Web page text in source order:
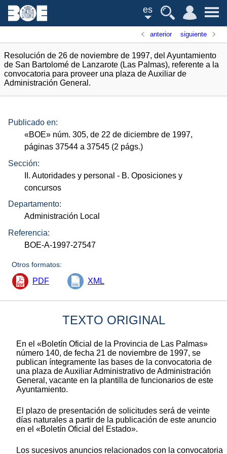
es
anterior siguiente
Resolución de 26 de noviembre de 1997, del Ayuntamiento
de San Bartolomé de Lanzarote (Las Palmas), referente a la
convocatoria para proveer una plaza de Auxiliar de
Administración General.
Publicado en:
«BOE» núm. 305, de 22 de diciembre de 1997,
páginas 37544 a 37545 (2 págs.)
Sección:
II. Autoridades y personal - B. Oposiciones y
concursos
Departamento:
Administración Local
Referencia:
BOE-A-1997-27547
Otros formatos:
PDF XML
TEXTO ORIGINAL
En el «Boletín Oficial de la Provincia de Las Palmas»
número 140, de fecha 21 de noviembre de 1997, se
publican íntegramente las bases de la convocatoria de
una plaza de Auxiliar Administrativo de Administración
General, vacante en la plantilla de funcionarios de este
Ayuntamiento.
El plazo de presentación de solicitudes será de veinte
días naturales a partir de la publicación de este anuncio
en el «Boletín Oficial del Estado».
Los sucesivos anuncios relacionados con la convocatoria